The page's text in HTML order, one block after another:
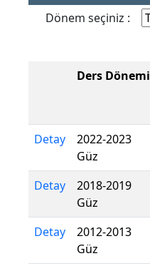
Dönem seçiniz :
Ders Dönemi
Detay
2022-2023
Güz
Detay
2018-2019
Güz
Detay
2012-2013
Güz